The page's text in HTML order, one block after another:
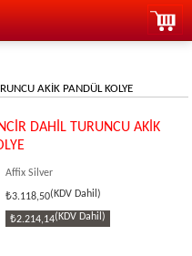
AKİK PANDÜL KOLYE
DAHİL TURUNCU AKİK
Affix Silver
₺3.118,50(KDV Dahil)
₺2.214,14(KDV Dahil)